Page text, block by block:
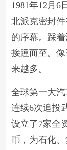
1981年12月
北派克密封
的序幕。踩
接踵而至。
来越多。
全球第一大
连续6次追投
设立了7家全
币，为石化